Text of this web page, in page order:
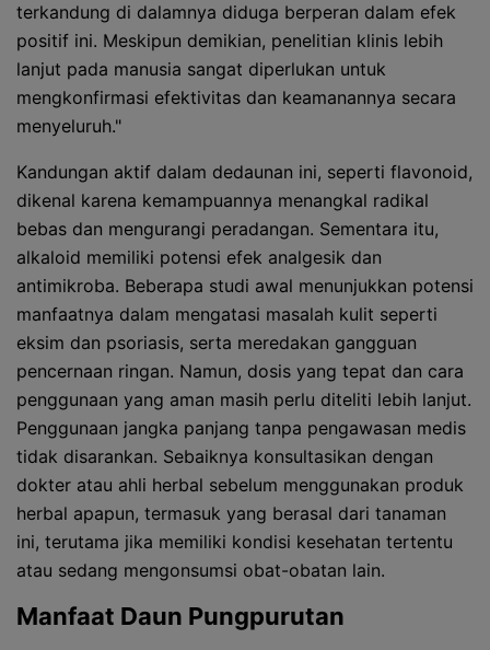
terkandung di dalamnya diduga berperan dalam efek
positif ini. Meskipun demikian, penelitian klinis lebih
lanjut pada manusia sangat diperlukan untuk
mengkonfirmasi efektivitas dan keamanannya secara
menyeluruh."
Kandungan aktif dalam dedaunan ini, seperti flavonoid,
dikenal karena kemampuannya menangkal radikal
bebas dan mengurangi peradangan. Sementara itu,
alkaloid memiliki potensi efek analgesik dan
antimikroba. Beberapa studi awal menunjukkan potensi
manfaatnya dalam mengatasi masalah kulit seperti
eksim dan psoriasis, serta meredakan gangguan
pencernaan ringan. Namun, dosis yang tepat dan cara
penggunaan yang aman masih perlu diteliti lebih lanjut.
Penggunaan jangka panjang tanpa pengawasan medis
tidak disarankan. Sebaiknya konsultasikan dengan
dokter atau ahli herbal sebelum menggunakan produk
herbal apapun, termasuk yang berasal dari tanaman
ini, terutama jika memiliki kondisi kesehatan tertentu
atau sedang mengonsumsi obat-obatan lain.
Manfaat Daun Pungpurutan